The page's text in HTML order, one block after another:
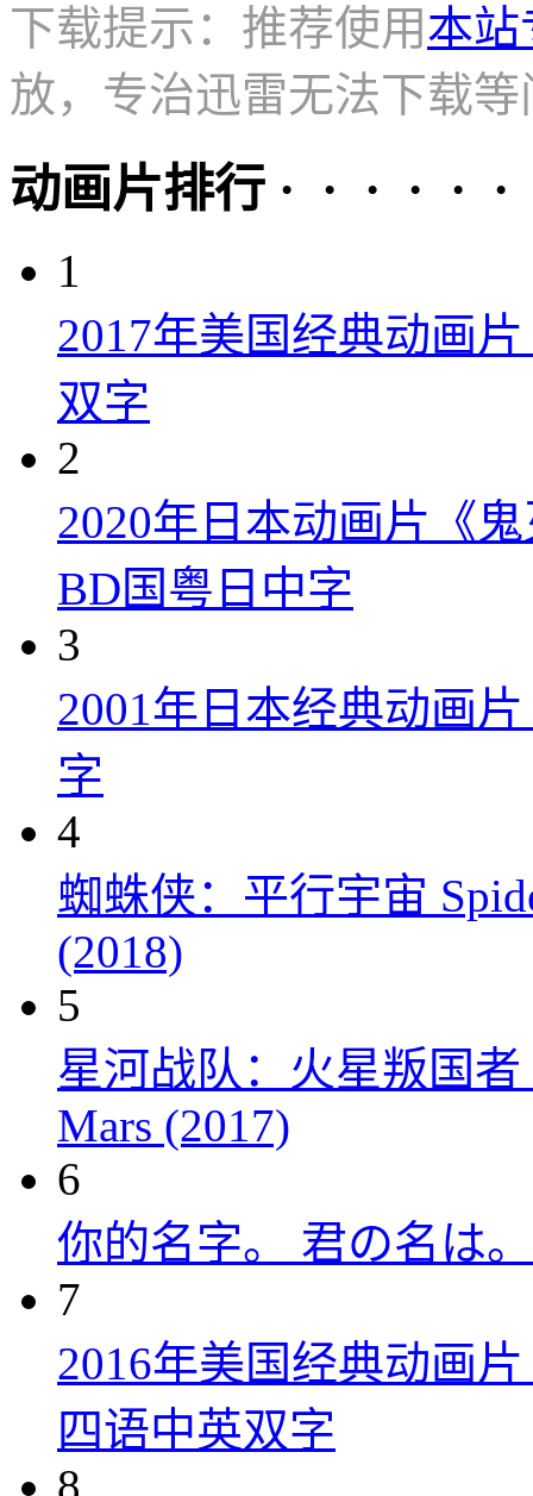
下载提示：推荐使用本站
放，专治迅雷无法下载等
动画片排行 · · · · · ·
1
2017年美国经典动画
双字
2
2020年日本动画片《
BD国粤日中字
3
2001年日本经典动画
字
4
蜘蛛侠：平行宇宙
(2018)
5
星河战队：火星叛国者
Mars (2017)
6
你的名字。 君の名は
7
2016年美国经典动画
四语中英双字